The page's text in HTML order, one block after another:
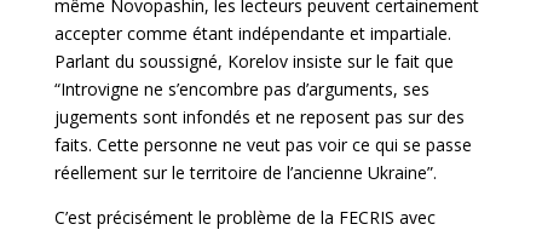
même Novopashin, les lecteurs peuvent certainement
accepter comme étant indépendante et impartiale.
Parlant du soussigné, Korelov insiste sur le fait que
“Introvigne ne s’encombre pas d’arguments, ses
jugements sont infondés et ne reposent pas sur des
faits. Cette personne ne veut pas voir ce qui se passe
réellement sur le territoire de l’ancienne Ukraine”.
C’est précisément le problème de la FECRIS avec